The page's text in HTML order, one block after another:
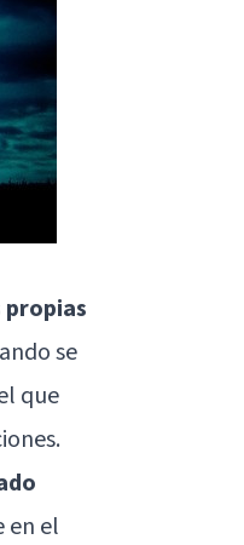
propias
se
que
en el